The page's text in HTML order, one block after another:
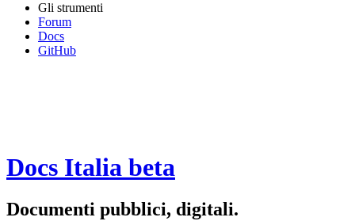
Gli strumenti
Forum
Docs
GitHub
Docs Italia beta
Documenti pubblici, digitali.